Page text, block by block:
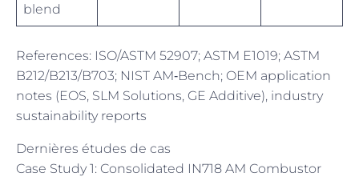
blend
References: ISO/ASTM 52907; ASTM E1019; ASTM
B212/B213/B703; NIST AM‑Bench; OEM application
notes (EOS, SLM Solutions, GE Additive), industry
sustainability reports
Dernières études de cas
Case Study 1: Consolidated IN718 AM Combustor